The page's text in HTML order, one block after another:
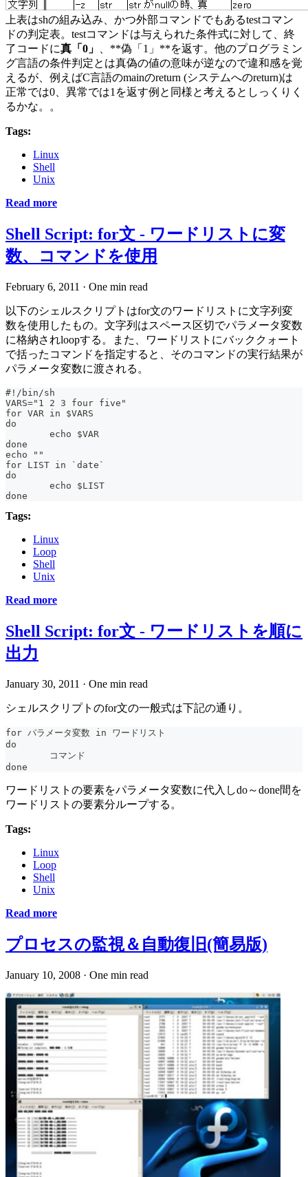
上表はshの組み込み、かつ外部コマンドでもあるtestコマン
ドの判定表。testコマンドは与えられた条件式に対して、終
了コードに真「0」
、**偽「1」**を返す。他のプログラミン
グ言語の条件判定とは真偽の値の意味が逆なので違和感を覚
えるが、例えばC言語のmainのreturn (システムへのreturn)は
正常では0、異常では1を返す例と同様と考えるとしっくりく
るかな。。
Tags:
Linux
Shell
Unix
Read more
Shell Script: for文 - ワードリストに変
数、コマンドを使用
February 6, 2011 · One min read
以下のシェルスクリプトはfor文のワードリストに文字列変
数を使用したもの。文字列はスペース区切でパラメータ変数
に格納されloopする。また、ワードリストにバッククォート
で括ったコマンドを指定すると、そのコマンドの実行結果が
パラメータ変数に渡される。
#!/bin/sh
VARS="1 2 3 four five"
for VAR in $VARS
do
	echo $VAR
done
echo ""
for LIST in `date`
do
	echo $LIST
done
Tags:
Linux
Loop
Shell
Unix
Read more
Shell Script: for文 - ワードリストを順に
出力
January 30, 2011 · One min read
シェルスクリプトのfor文の一般式は下記の通り。
for パラメータ変数 in ワードリスト
do
	コマンド
done
ワードリストの要素をパラメータ変数に代入しdo～done間を
ワードリストの要素分ループする。
Tags:
Linux
Loop
Shell
Unix
Read more
プロセスの監視＆自動復旧(簡易版)
January 10, 2008 · One min read